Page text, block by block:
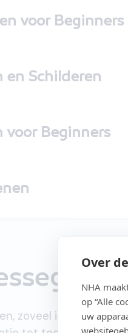
Over
NHA
op “Alle
uw
voor Beginners
en Schilderen
voor Beginners
zoveel interesses.